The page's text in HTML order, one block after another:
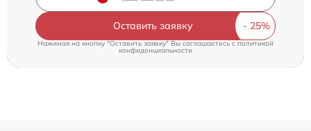
Оставить заявку
Нажимая на кнопку "Оставить заявку" Вы соглашаетесь cполитикой
конфиденциальности